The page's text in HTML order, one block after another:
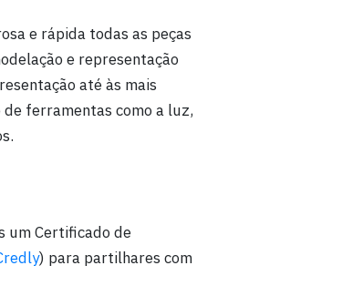
e rápida todas as peças
e representação
até às mais
ferramentas como a luz,
um Certificado de
) para partilhares com